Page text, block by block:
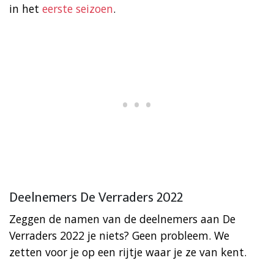
in het eerste seizoen.
Deelnemers De Verraders 2022
Zeggen de namen van de deelnemers aan De
Verraders 2022 je niets? Geen probleem. We
zetten voor je op een rijtje waar je ze van kent.